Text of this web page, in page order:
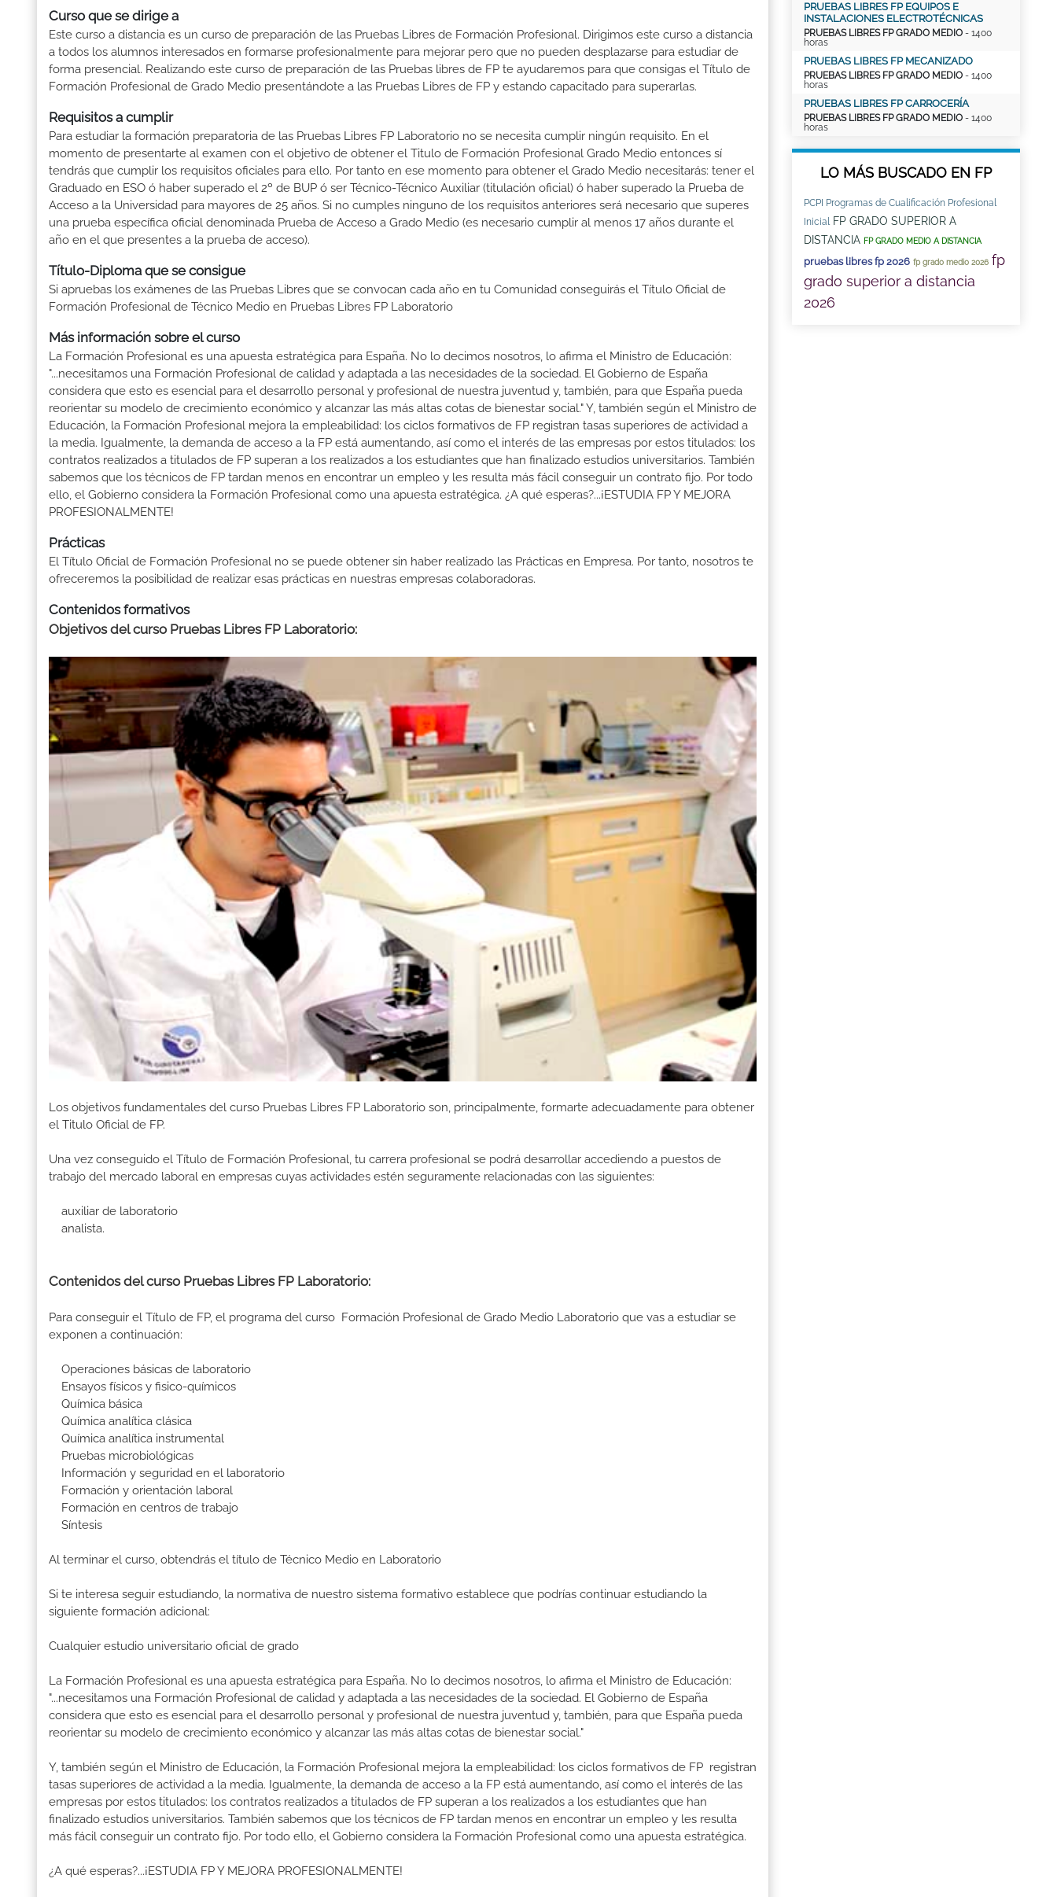
Curso que se dirige a
Este curso a distancia es un curso de preparación de las Pruebas Libres de Formación Profesional. Dirigimos este curso a distancia
a todos los alumnos interesados en formarse profesionalmente para mejorar pero que no pueden desplazarse para estudiar de
forma presencial. Realizando este curso de preparación de las Pruebas libres de FP te ayudaremos para que consigas el Título de
Formación Profesional de Grado Medio presentándote a las Pruebas Libres de FP y estando capacitado para superarlas.
Requisitos a cumplir
Para estudiar la formación preparatoria de las Pruebas Libres FP Laboratorio no se necesita cumplir ningún requisito. En el
momento de presentarte al examen con el objetivo de obtener el Titulo de Formación Profesional Grado Medio entonces sí
tendrás que cumplir los requisitos oficiales para ello. Por tanto en ese momento para obtener el Grado Medio necesitarás: tener el
Graduado en ESO ó haber superado el 2º de BUP ó ser Técnico-Técnico Auxiliar (titulación oficial) ó haber superado la Prueba de
Acceso a la Universidad para mayores de 25 años. Si no cumples ninguno de los requisitos anteriores será necesario que superes
una prueba específica oficial denominada Prueba de Acceso a Grado Medio (es necesario cumplir al menos 17 años durante el
año en el que presentes a la prueba de acceso).
Título-Diploma que se consigue
Si apruebas los exámenes de las Pruebas Libres que se convocan cada año en tu Comunidad conseguirás el Título Oficial de
Formación Profesional de Técnico Medio en Pruebas Libres FP Laboratorio
Más información sobre el curso
La Formación Profesional es una apuesta estratégica para España. No lo decimos nosotros, lo afirma el Ministro de Educación:
"...necesitamos una Formación Profesional de calidad y adaptada a las necesidades de la sociedad. El Gobierno de España
considera que esto es esencial para el desarrollo personal y profesional de nuestra juventud y, también, para que España pueda
reorientar su modelo de crecimiento económico y alcanzar las más altas cotas de bienestar social." Y, también según el Ministro de
Educación, la Formación Profesional mejora la empleabilidad: los ciclos formativos de FP registran tasas superiores de actividad a
la media. Igualmente, la demanda de acceso a la FP está aumentando, así como el interés de las empresas por estos titulados: los
contratos realizados a titulados de FP superan a los realizados a los estudiantes que han finalizado estudios universitarios. También
sabemos que los técnicos de FP tardan menos en encontrar un empleo y les resulta más fácil conseguir un contrato fijo. Por todo
ello, el Gobierno considera la Formación Profesional como una apuesta estratégica. ¿A qué esperas?...¡ESTUDIA FP Y MEJORA
PROFESIONALMENTE!
Prácticas
El Título Oficial de Formación Profesional no se puede obtener sin haber realizado las Prácticas en Empresa. Por tanto, nosotros te
ofreceremos la posibilidad de realizar esas prácticas en nuestras empresas colaboradoras.
Contenidos formativos
Objetivos del curso Pruebas Libres FP Laboratorio:
Los objetivos fundamentales del curso Pruebas Libres FP Laboratorio son, principalmente, formarte adecuadamente para obtener
el Titulo Oficial de FP.
Una vez conseguido el Título de Formación Profesional, tu carrera profesional se podrá desarrollar accediendo a puestos de
trabajo del mercado laboral en empresas cuyas actividades estén seguramente relacionadas con las siguientes:
auxiliar de laboratorio
analista.
Contenidos del curso Pruebas Libres FP Laboratorio:
Para conseguir el Título de FP, el programa del curso Formación Profesional de Grado Medio Laboratorio que vas a estudiar se
exponen a continuación:
Operaciones básicas de laboratorio
Ensayos físicos y fisico-químicos
Química básica
Química analítica clásica
Química analítica instrumental
Pruebas microbiológicas
Información y seguridad en el laboratorio
Formación y orientación laboral
Formación en centros de trabajo
Síntesis
Al terminar el curso, obtendrás el título de Técnico Medio en Laboratorio
Si te interesa seguir estudiando, la normativa de nuestro sistema formativo establece que podrías continuar estudiando la
siguiente formación adicional:
Cualquier estudio universitario oficial de grado
La Formación Profesional es una apuesta estratégica para España. No lo decimos nosotros, lo afirma el Ministro de Educación:
"...necesitamos una Formación Profesional de calidad y adaptada a las necesidades de la sociedad. El Gobierno de España
considera que esto es esencial para el desarrollo personal y profesional de nuestra juventud y, también, para que España pueda
reorientar su modelo de crecimiento económico y alcanzar las más altas cotas de bienestar social."
Y, también según el Ministro de Educación, la Formación Profesional mejora la empleabilidad: los ciclos formativos de FP registran
tasas superiores de actividad a la media. Igualmente, la demanda de acceso a la FP está aumentando, así como el interés de las
empresas por estos titulados: los contratos realizados a titulados de FP superan a los realizados a los estudiantes que han
finalizado estudios universitarios. También sabemos que los técnicos de FP tardan menos en encontrar un empleo y les resulta
más fácil conseguir un contrato fijo. Por todo ello, el Gobierno considera la Formación Profesional como una apuesta estratégica.
¿A qué esperas?...¡ESTUDIA FP Y MEJORA PROFESIONALMENTE!
PRUEBAS LIBRES FP EQUIPOS E
INSTALACIONES ELECTROTÉCNICAS
PRUEBAS LIBRES FP GRADO MEDIO - 1400
horas
PRUEBAS LIBRES FP MECANIZADO
PRUEBAS LIBRES FP GRADO MEDIO - 1400
horas
PRUEBAS LIBRES FP CARROCERÍA
PRUEBAS LIBRES FP GRADO MEDIO - 1400
horas
LO MÁS BUSCADO EN FP
PCPI Programas de Cualificación Profesional
Inicial FP GRADO SUPERIOR A
DISTANCIA FP GRADO MEDIO A DISTANCIA
pruebas libres fp 2026 fp grado medio 2026 fp
grado superior a distancia
2026